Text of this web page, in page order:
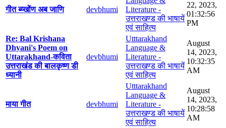
गीत ब्य्खोंण अब जाणि devbhumi
Literature -
उत्तराखण्ड की भाषायें
एवं साहित्य
22, 2023,
01:32:56
PM
Re: Bal Krishana
Dhyani's Poem on
Uttarakhand-कविता
उत्तराखंड की बालकृष्ण डी
ध्यानी
devbhumi
Utttarakhand
Language &
Literature -
उत्तराखण्ड की भाषायें
एवं साहित्य
August
14, 2023,
10:32:35
AM
माया गीत devbhumi
Utttarakhand
Language &
Literature -
उत्तराखण्ड की भाषायें
एवं साहित्य
August
14, 2023,
10:28:58
AM